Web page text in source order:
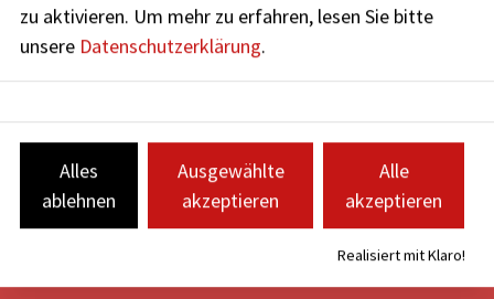
Veranstaltungen für Musikfans
Es gibt 1 Veranstaltungen.
17. September 2026, 18:00 Uhr
Stadtbibliothek Erlangen -
zu aktivieren. Um mehr zu erfahren, lesen Sie bitte
unsere Datenschutzerklärung.
Alles
ablehnen
Ausgewählte
akzeptieren
Alle
akzeptieren
Realisiert mit Klaro!